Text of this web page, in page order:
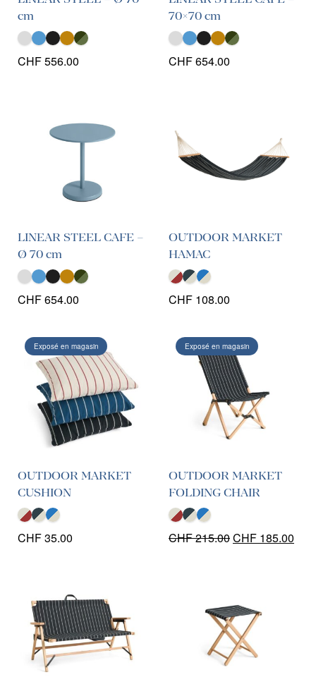
cm
CHF556.00
70×70 cm
CHF654.00
LINEAR STEEL CAFE –
Ø 70 cm
CHF654.00
OUTDOOR MARKET
HAMAC
CHF 108.00
OUTDOOR MARKET
CUSHION
CHF35.00
Exposé en magasin
OUTDOOR MARKET
FOLDING CHAIR
CHF215.00Le
CHF 215.00.
CHF 185.00
Exposé en magasin